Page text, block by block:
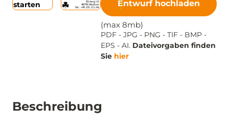
Beschreibung
starten
Entwurf hochladen
(max 8mb)
PDF - JPG - PNG - TIF - BMP -
EPS - AI. Dateivorgaben finden
Sie hier